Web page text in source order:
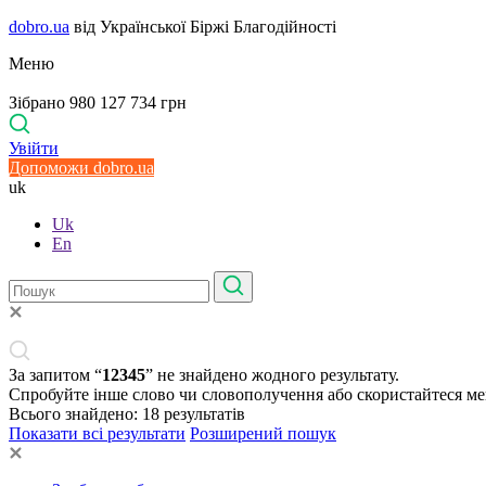
dobro.ua від Української Біржі Благодійності
Меню
Зібрано 980 127 734 грн
Увійти
Допоможи dobro.ua
uk
Uk
En
За запитом “12345” не знайдено жодного результату.
Спробуйте інше слово чи словополучення або скористайтеся
Всього знайдено: 18 результатів
Показати всі результати Розширений пошук